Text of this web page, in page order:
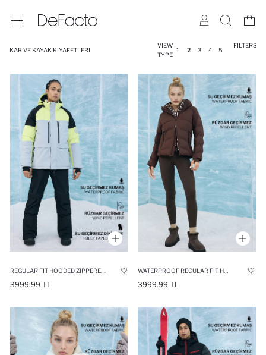
KAR VE KAYAK KIYAFETLERI
VIEW
TYPE
1 2 3 4 5
FILTERS
3999.99 TL 3999.99 TL